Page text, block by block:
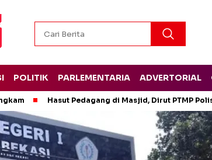
POLITIK PARLEMENTARIA ADVERTORIAL
Hasut Pedagang di Masjid, Dirut PTMP